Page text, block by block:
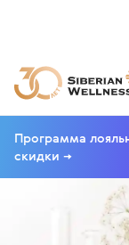
Программа
скидки →